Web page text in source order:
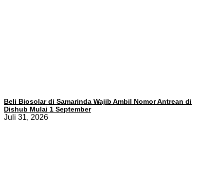
Beli Biosolar di Samarinda Wajib Ambil Nomor Antrean di
Dishub Mulai 1 September
Juli 31, 2026